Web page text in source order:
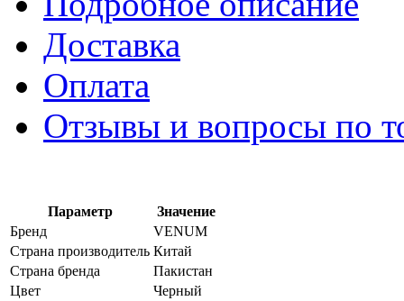
Доставка
Оплата
Отзывы и вопросы по
Параметр
Значение
Бренд
VENUM
Страна производитель Китай
Страна бренда
Пакистан
Цвет
Черный